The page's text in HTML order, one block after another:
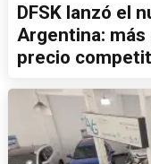
DFSK lanzó el
Argentina:
precio